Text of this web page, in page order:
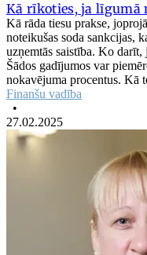
Kā rīkoties, ja līgumā
Kā rāda tiesu prakse,
noteikušas soda sankcijas,
uzņemtās saistība. Ko darīt,
Šādos gadījumos var
nokavējuma procentus. Kā
Finanšu vadība
•
27.02.2025